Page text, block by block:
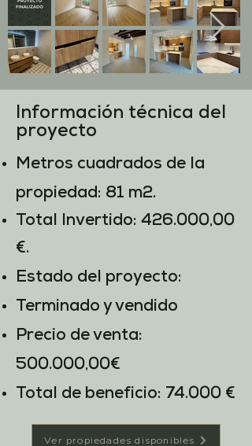
Información técnica del
proyecto
Metros cuadrados de la
propiedad: 81 m2.​
Total Invertido: 426.000,00
€.
Estado del proyecto:
Terminado y vendido
Precio de venta:
500.000,00€
Total de beneficio: 74.000 €
Ver propiedades disponibles